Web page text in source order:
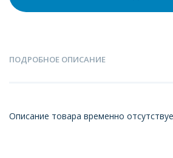
ПОДРОБНОЕ ОПИСАНИЕ
Описание товара временно